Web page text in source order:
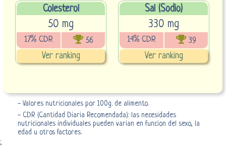
Colesterol
50 mg
17% CDR 56
Ver ranking
Sal (Sodio)
330 mg
14% CDR 39
Ver ranking
- Valores nutricionales por 100g. de alimento.
- CDR (Cantidad Diaria Recomendada): las necesidades
nutricionales individuales pueden varian en funcion del sexo, la
edad u otros factores.
;